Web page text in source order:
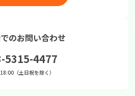
のお問い合わせ
5315-4477
（土日祝を除く）